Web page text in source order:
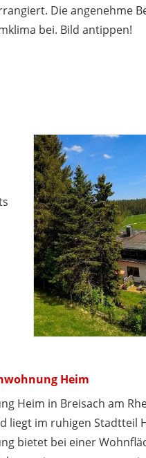
Die angenehme
bei. Bild antippen!
Heim
Heim in Breisach am
liegt im ruhigen Stadtteil
bietet bei einer